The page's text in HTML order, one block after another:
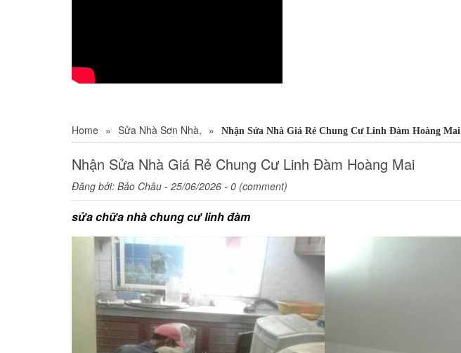
Home » Sửa Nhà Sơn Nhà, » Nhận Sửa Nhà Giá Rẻ Chung Cư Linh Đàm Hoàng Mai
Nhận Sửa Nhà Giá Rẻ Chung Cư Linh Đàm Hoàng Mai
Đăng bởi: Bảo Châu - 25/06/2026 - 0 (comment)
sửa chữa nhà chung cư linh đàm